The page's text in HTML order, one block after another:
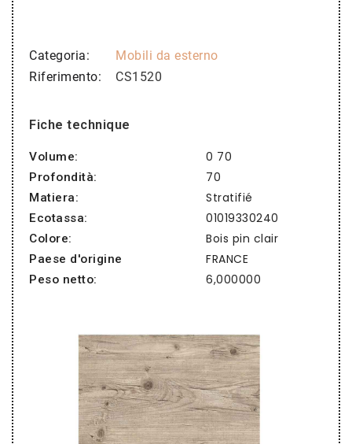
Categoria
Mobili da esterno
Riferimento
CS1520
Fiche technique
Volume: 0 70
Profondità: 70
Matiera: Stratifié
Ecotassa: 01019330240
Colore: Bois pin clair
Paese d'origine FRANCE
Peso netto: 6,000000